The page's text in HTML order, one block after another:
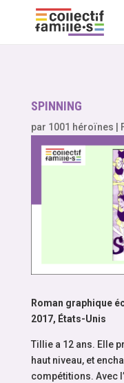
SPINNING
par 1001 héroïnes
Roman graphique
2017, États-Unis
Tillie a 12 ans. Elle
haut niveau, et
compétitions. Avec